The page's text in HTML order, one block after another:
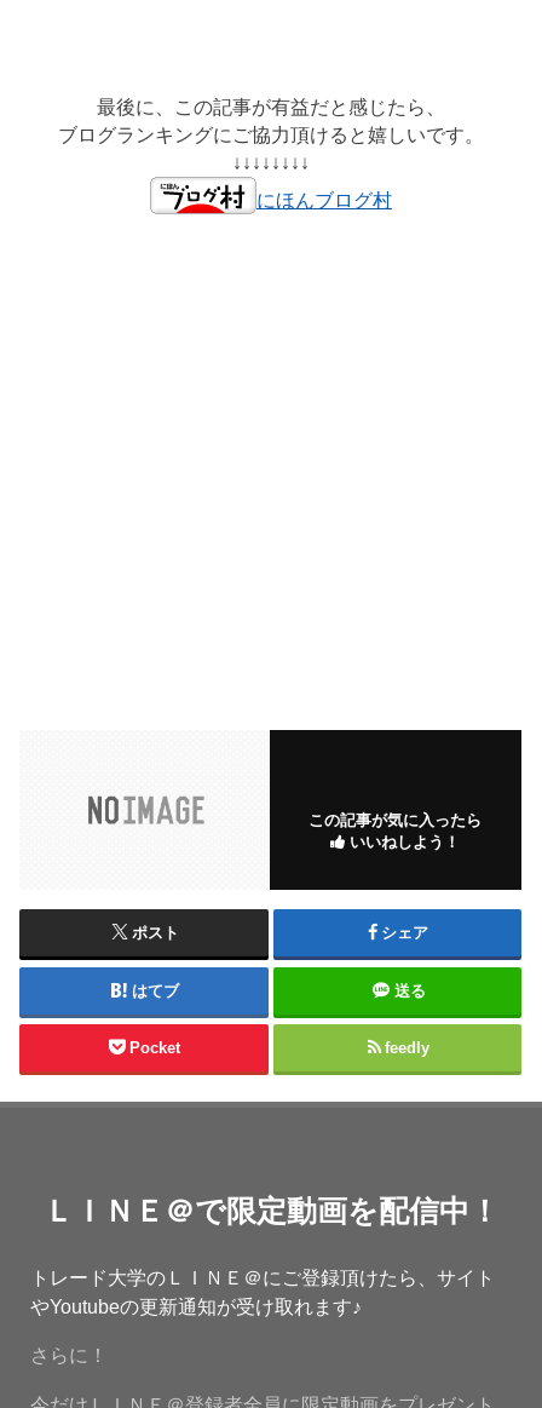
最後に、この記事が有益だと感じたら、
ブログランキングにご協力頂けると嬉しいです。
↓↓↓↓↓↓↓↓
にほんブログ村
この記事が気に入ったら
いいねしよう！
ポスト シェア
はてブ 送る
Pocket feedly
ＬＩＮＥ＠で限定動画を配信中！
トレード大学のＬＩＮＥ＠にご登録頂けたら、サイト
やYoutubeの更新通知が受け取れます♪
さらに！